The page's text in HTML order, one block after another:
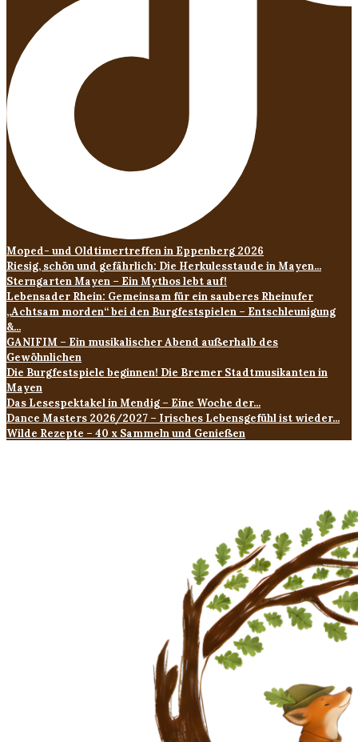
Moped- und Oldtimertreffen in Eppenberg 2026
Riesig, schön und gefährlich: Die Herkulesstaude in Mayen...
Sterngarten Mayen – Ein Mythos lebt auf!
Lebensader Rhein: Gemeinsam für ein sauberes Rheinufer
„Achtsam morden“ bei den Burgfestspielen – Entschleunigung
&...
GANIFIM – Ein musikalischer Abend außerhalb des
Gewöhnlichen
Die Burgfestspiele beginnen! Die Bremer Stadtmusikanten in
Mayen
Das Lesespektakel in Mendig – Eine Woche der...
Dance Masters 2026/2027 – Irisches Lebensgefühl ist wieder...
Wilde Rezepte – 40 x Sammeln und Genießen